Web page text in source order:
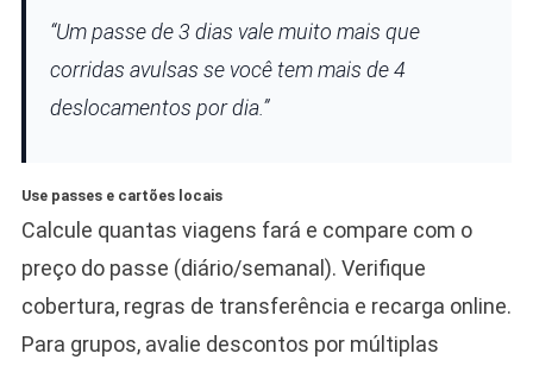
“Um passe de 3 dias vale muito mais que
corridas avulsas se você tem mais de 4
deslocamentos por dia.”
Use passes e cartões locais
Calcule quantas viagens fará e compare com o
preço do passe (diário/semanal). Verifique
cobertura, regras de transferência e recarga online.
Para grupos, avalie descontos por múltiplas